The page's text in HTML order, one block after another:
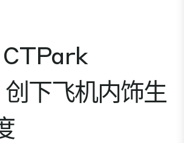
下飞机内饰生